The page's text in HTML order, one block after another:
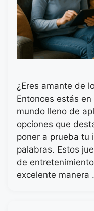
¿Eres amante de
Entonces estás
mundo lleno de
opciones que
poner a prueba tu
palabras. Estos
de
excelente manera